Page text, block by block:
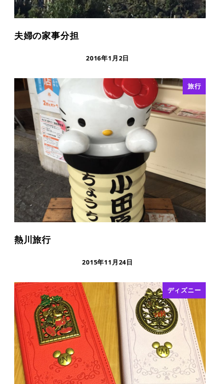
夫婦の家事分担
2016年1月2日
旅行
熱川旅行
2015年11月24日
ディズニー